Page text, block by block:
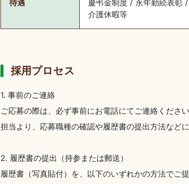
待遇
慶弔金制度 / 永年勤続表彰
介護休暇等
採用プロセス
1. 事前のご連絡
ご応募の際は、必ず事前にお電話にてご連絡ください
担当より、応募職種の確認や履歴書の提出方法など
2. 履歴書の提出（持参または郵送）
履歴書（写真貼付）を、以下のいずれかの方法でご提